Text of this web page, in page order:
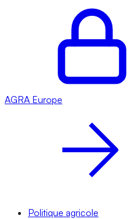
AGRA Europe
Politique agricole